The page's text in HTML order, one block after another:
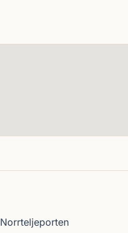
Norrteljeporten